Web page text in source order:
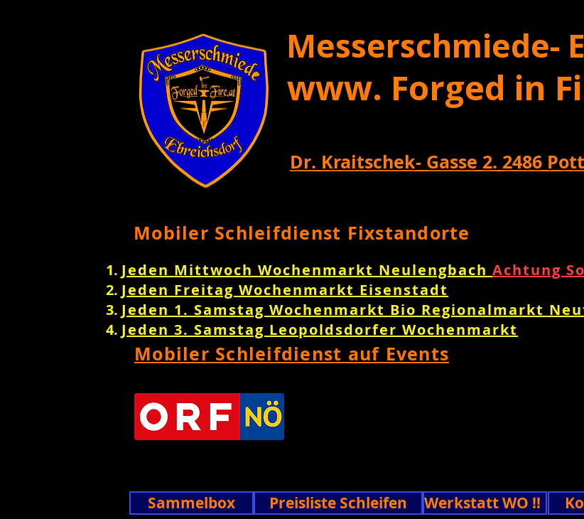
Messerschmiede-
www. Forged in
Dr. Kraitschek- Gasse 2. 2486
Mobiler Schleifdienst Fixstandorte
Jeden Mittwoch Wochenmarkt Neulengbach Achtung
Jeden Freitag Wochenmarkt Eisenstadt
Jeden 1. Samstag Wochenmarkt Bio Regionalmarkt
Jeden 3. Samstag Leopoldsdorfer Wochenmarkt
Mobiler Schleifdienst auf Events
Sammelbox Preisliste Schleifen Werkstatt WO !!